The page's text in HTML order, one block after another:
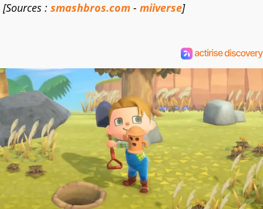
[Sources : smashbros.com - miiverse]